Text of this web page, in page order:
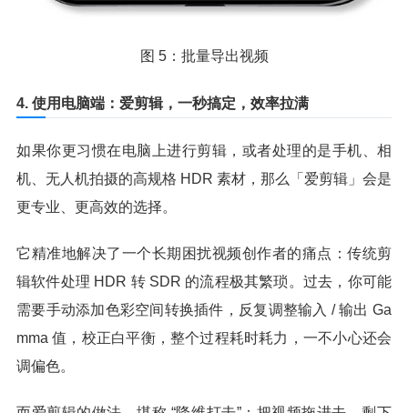
图 5：批量导出视频
4. 使用电脑端：爱剪辑，一秒搞定，效率拉满
如果你更习惯在电脑上进行剪辑，或者处理的是手机、相
机、无人机拍摄的高规格 HDR 素材，那么「爱剪辑」会是
更专业、更高效的选择。
它精准地解决了一个长期困扰视频创作者的痛点：传统剪
辑软件处理 HDR 转 SDR 的流程极其繁琐。过去，你可能
需要手动添加色彩空间转换插件，反复调整输入 / 输出 Ga
mma 值，校正白平衡，整个过程耗时耗力，一不小心还会
调偏色。